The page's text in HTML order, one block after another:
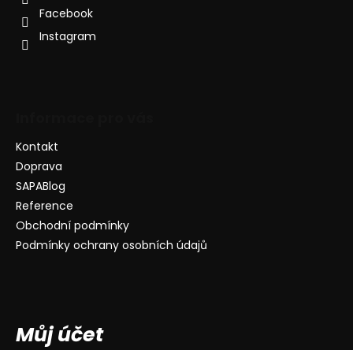
Facebook
Instagram
Kontakt
Doprava
SAPABlog
Reference
Obchodní podmínky
Podmínky ochrany osobních údajů
Můj účet